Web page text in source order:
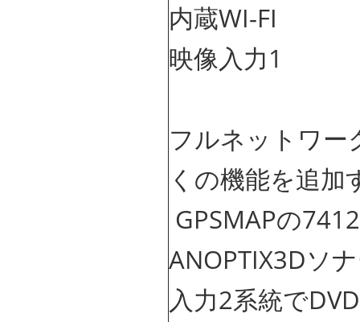
内蔵WI-FI
映像入力1
フルネットワー
くの機能を追
GPSMAPの
ANOPTIX3Dソ
入力2系統で